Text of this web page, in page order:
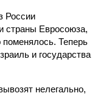
России
страны Евросоюза,
поменялось. Теперь
и государства
нелегально,